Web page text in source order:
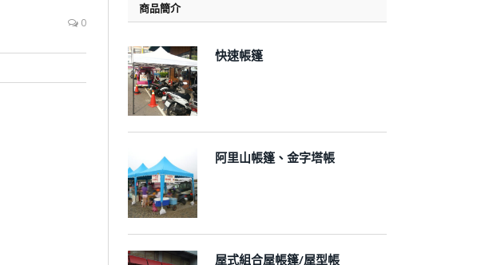
0
商品簡介
快速帳篷
阿里山帳篷、金字塔帳
屋式組合屋帳篷/屋型帳